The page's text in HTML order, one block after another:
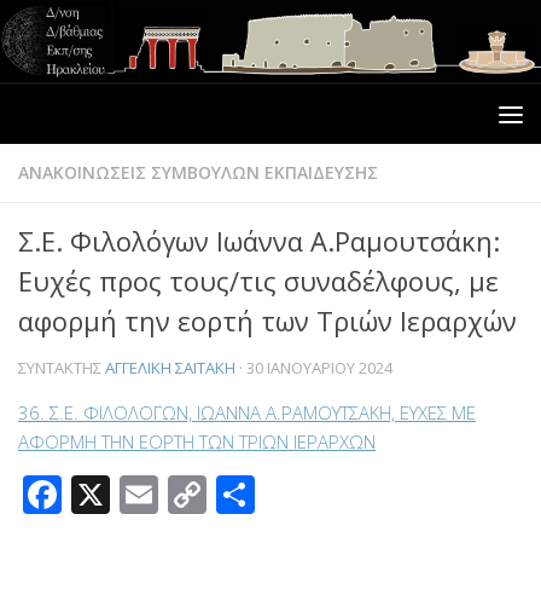
ΑΝΑΚΟΙΝΩΣΕΙΣ ΣΥΜΒΟΥΛΩΝ ΕΚΠΑΙΔΕΥΣΗΣ
Σ.Ε. Φιλολόγων Ιωάννα Α.Ραμουτσάκη:
Ευχές προς τους/τις συναδέλφους, με
αφορμή την εορτή των Τριών Ιεραρχών
ΣΥΝΤΆΚΤΗΣΑΓΓΕΛΙΚΉ ΣΑΪΤΆΚΗ · 30 ΙΑΝΟΥΑΡΊΟΥ 2024
36. Σ.Ε. ΦΙΛΟΛΟΓΩΝ, ΙΩΑΝΝΑ Α.ΡΑΜΟΥΤΣΑΚΗ, ΕΥΧΕΣ ΜΕ
ΑΦΟΡΜΗ ΤΗΝ ΕΟΡΤΗ ΤΩΝ ΤΡΙΩΝ ΙΕΡΑΡΧΩΝ
Facebook
X Email
Copy